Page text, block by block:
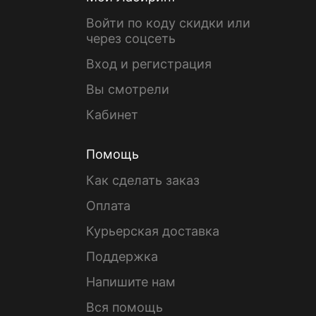
Войти по коду скидки или
через соцсеть
Вход и регистрация
Вы смотрели
Кабинет
Помощь
Как сделать заказ
Оплата
Курьерская доставка
Поддержка
Напишите нам
Вся помощь